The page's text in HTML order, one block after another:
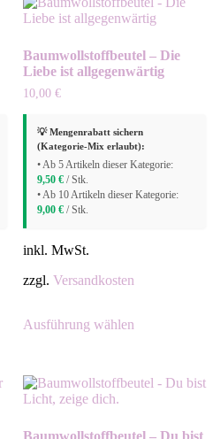
Die
Optionen
auf
der
Baumwollstoffbeutel – Die
Liebe ist allgegenwärtig
10,00 €
💡 Mengenrabatt sichern
(Kategorie-Mix erlaubt):
• Ab 5 Artikeln dieser Kategorie:
9,50 €/ Stk.
• Ab 10 Artikeln dieser Kategorie:
9,00 €/ Stk.
inkl. MwSt.
zzgl. Versandkosten
Ausführung wählenProdukt
auf.
Baumwollstoffbeutel – Du bist